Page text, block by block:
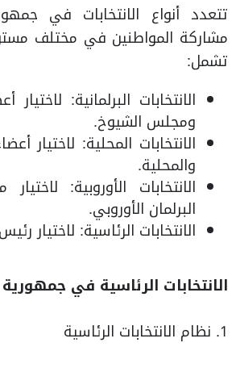
تتعدد أنواع الانتخابات في
مشاركة المواطنين في مختلف
تشمل:
الانتخابات البرلمانية:
ومجلس الشيوخ.
الانتخابات المحلية: لاختيار
والمحلية.
الانتخابات الأوروبية:
البرلمان الأوروبي.
الانتخابات الرئاسية: لاختيار
الانتخابات الرئاسية في جمهورية
1. نظام الانتخابات الرئاسية